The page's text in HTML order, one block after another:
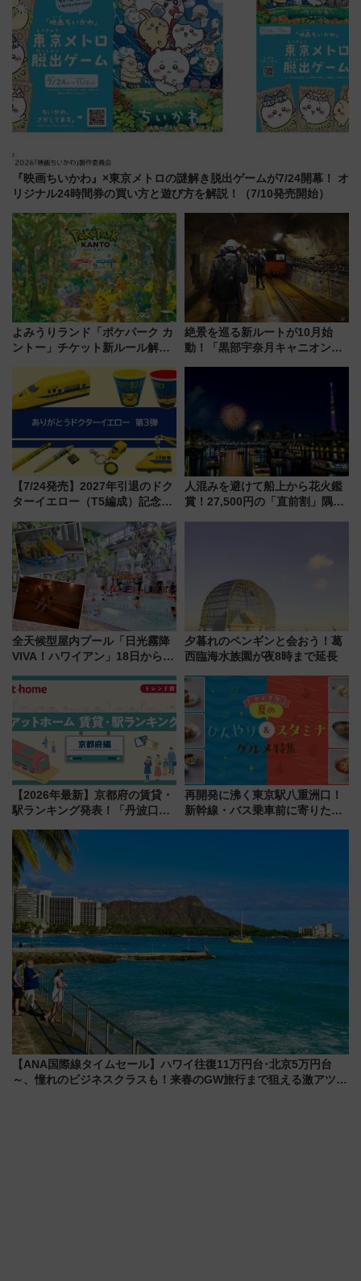
『映画ちいかわ』×東京メトロの謎解き脱出ゲームが7/24開幕！ オ
リジナル24時間券の買い方と遊び方を解説！（7/10発売開始）
よみうりランド「ポケパーク カ
ントー」チケット新ルール解
本人確認が11月スタート
絶景を巡る新ルートが10月始
動！「黒部宇奈月キャニオンル
【7/24発売】2027年引退のドク
ターイエロー（T5編成）記念グ
送の目覚まし時計など通販・販
売店舗まとめ
人混みを避けて船上から花火鑑
賞！27,500円の「直前割」隅田
全天候型屋内プール「日光霧降
VIVA！ハワイアン」18日から営
ァミリーから大人まで幅広い世
を楽しんで
夕暮れのペンギンと会おう！葛
西臨海水族園が夜8時まで延長
【2026年最新】京都府の賃貸・
駅ランキング発表！「丹波口」
由は？
再開発に沸く東京駅八重洲口！
新幹線・バス乗車前に寄りたい
【ANA国際線タイムセール】ハワイ往復11万円台･北京5万円台
～、憧れのビジネスクラスも！来春のGW旅行まで狙える激アツ路